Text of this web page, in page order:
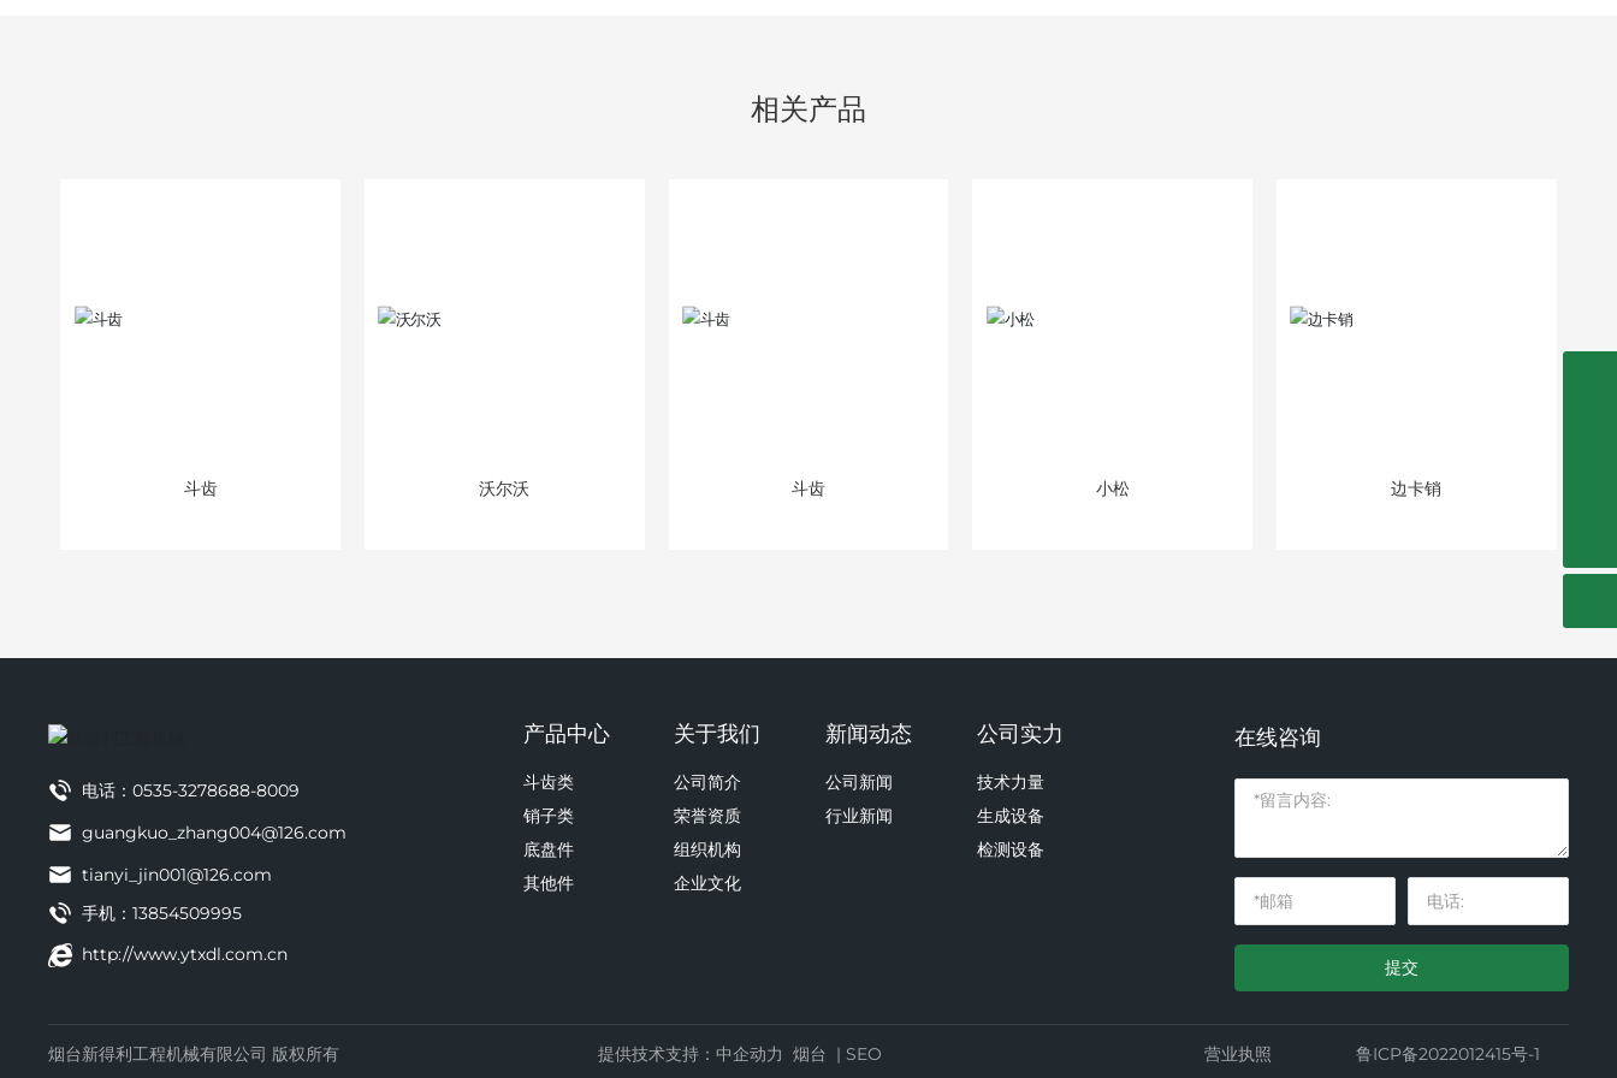
相关产品
斗齿 沃尔沃 斗齿 小松 边卡销
电话：0535-3278688-8009
guangkuo_zhang004@126.com
tianyi_jin001@126.com
手机：13854509995
http://www.ytxdl.com.cn
产品中心
斗齿类
销子类
底盘件
其他件
关于我们
公司简介
荣誉资质
组织机构
企业文化
新闻动态
公司新闻
行业新闻
公司实力
技术力量
生成设备
检测设备
在线咨询
提交
烟台新得利工程机械有限公司 版权所有 提供技术支持： 中企动力 烟台 | SEO 营业执照 鲁ICP备2022012415号-1
tianyi_jin001@126.com